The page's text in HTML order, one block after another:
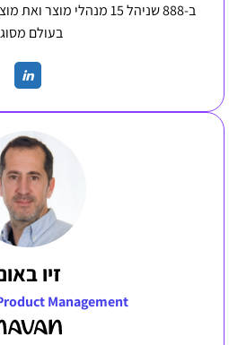
ב-888 שניהל 15 מנהלי
בעולם
זיו
Management